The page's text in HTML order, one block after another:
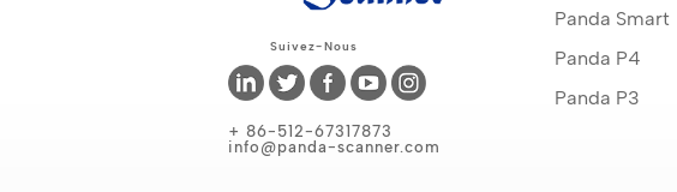
Suivez-Nous
+ 86-512-67317873
info@panda-scanner.com
Panda Smart
Panda P4
Panda P3